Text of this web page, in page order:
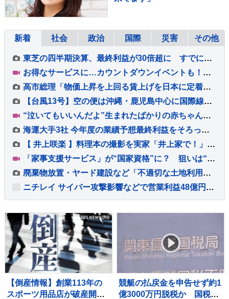
新着 社会 政治 国際 災害 その他
東芝の四半期決算、最終利益が30倍超に すでに年間最高を更新 キオクシアHD効果も
お得なサービスに…カウントダウンイベントも！末広がりの「八」が並ぶ令和8年8月8日に日本列島が大盛り上がり！【Nスタ解説】
高市総理「物価上昇を上回る賃上げを日本に定着させる」 国家公務員月給3.51％増へ 人事院の勧告を受け
【台風13号】空の便は沖縄・鹿児島中心に国際線にも台風の影響 ANA・JALは8日も欠航計209便 7日午後8時半現在
“泣いてもいいんだよ”生まれたばかりの赤ちゃんと母親の居場所「1時間おきに泣いて、迷惑かけてしまうのでは」【熊本地震から10日 新たな支援の輪】
海運大手3社 今年度の業績予想最終利益をそろって上方修正 ホルムズ海峡封鎖で輸送ルートが多様化し船舶需要増
【 井上咲楽 】料理本の撮影を実家「井上家で！」愛猫「ねじ」が家族を見つめる中 総出で料理
「家事支援サービス」が“国家資格”に？ 狙いは“国のお墨付き”で信頼性アップ？【Nスタ解説】
廃棄物放置・ヤード建設など「不適切な土地利用」 国交省が提言とりまとめ 法改正も視野
ニチレイ サイバー攻撃影響などで営業利益48億円下押しの見通し 7月発生のシステム障害で販売落ち込み 今年度の利益見込み発表
【倒産情報】創業113年の
スポーツ用品店が破産開始
競艇の払戻金を申告せず約1
億3000万円脱税か 国税職